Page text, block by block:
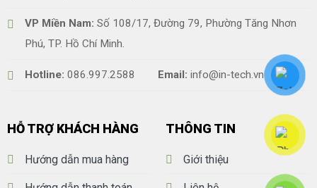
VP Miền Nam: Số 108/17, Đường 79, Phường Tăng Nhơn
Phú, TP. Hồ Chí Minh.
Hotline: 086.997.2588 Email: info@in-tech.vn
HỖ TRỢ KHÁCH HÀNG
Hướng dẫn mua hàng
THÔNG TIN
Giới thiệu